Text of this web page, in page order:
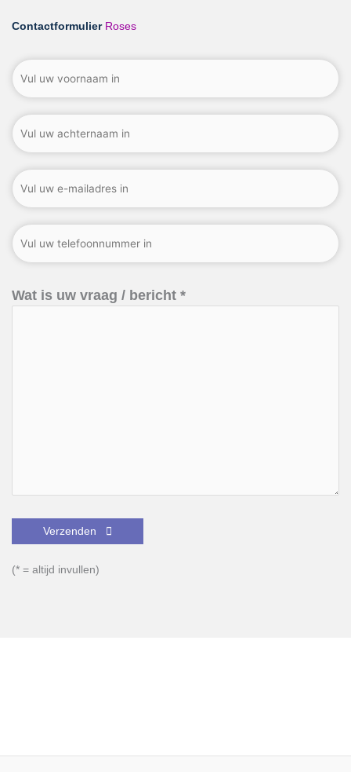
ContactformulierRoses
Wat is uw vraag / bericht *
Gelieve dit veld leeg te laten.
(* = altijd invullen)